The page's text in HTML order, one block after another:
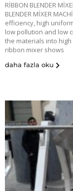
RİBBON BLENDER
BLENDER MİXER
efficiency, high
low pollution and low
the materials into
ribbon mixer shows
daha fazla oku